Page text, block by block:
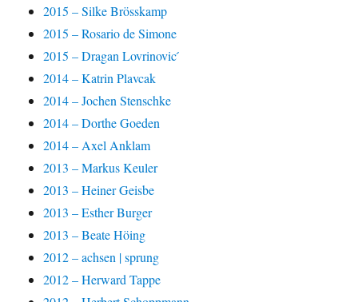
2015 – Silke Brösskamp
2015 – Rosario de Simone
2015 – Dragan Lovrinovic ́
2014 – Katrin Plavcak
2014 – Jochen Stenschke
2014 – Dorthe Goeden
2014 – Axel Anklam
2013 – Markus Keuler
2013 – Heiner Geisbe
2013 – Esther Burger
2013 – Beate Höing
2012 – achsen | sprung
2012 – Herward Tappe